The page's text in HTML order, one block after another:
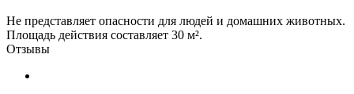
Не представляет опасности для людей и домашних животных.
Площадь действия составляет 30 м².
Отзывы